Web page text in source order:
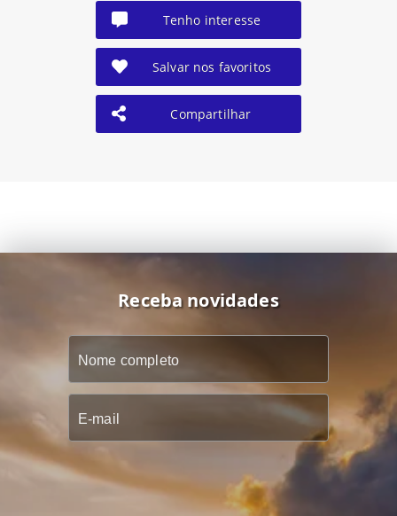
Tenho interesse
Salvar nos favoritos
Compartilhar
Receba novidades